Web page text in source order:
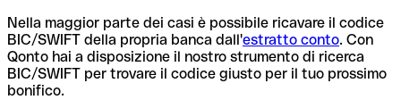
Nella maggior parte dei casi è possibile ricavare il codice
BIC/SWIFT della propria banca dall'estratto conto. Con
Qonto hai a disposizione il nostro strumento di ricerca
BIC/SWIFT per trovare il codice giusto per il tuo prossimo
bonifico.